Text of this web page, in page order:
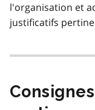
l'organisation et
justificatifs